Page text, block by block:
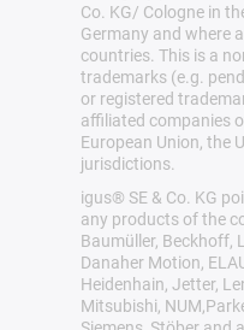
Co. KG/ Cologne in
Germany and where
countries. This is a
trademarks (e.g.
or registered
affiliated companies
European Union, the
jurisdictions.
igus® SE & Co. KG
any products of the
Baumüller, Beckhoff,
Danaher Motion,
Heidenhain, Jetter,
Mitsubishi,